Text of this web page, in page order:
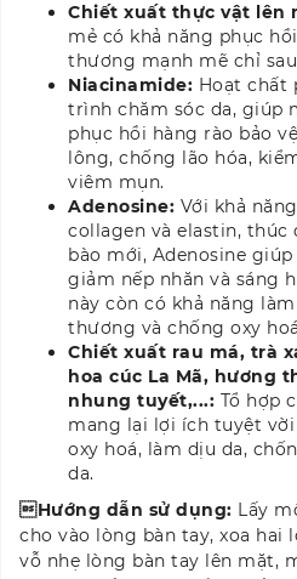
Chiết xuất thực vật lên
mẻ có khả năng phục
thương mạnh mẽ chỉ
Niacinamide: Hoạt chất
trình chăm sóc da, giúp
phục hồi hàng rào bảo
lông, chống lão hóa,
viêm mụn.
Adenosine: Với khả
collagen và elastin,
bào mới, Adenosine
giảm nếp nhăn và sáng
này còn có khả năng
thương và chống oxy
Chiết xuất rau má, trà
hoa cúc La Mã, hương
nhung tuyết,...: Tổ hợp
mang lại lợi ích tuyệt
oxy hoá, làm dịu da,
da.
Hướng dẫn sử dụng: Lấy
cho vào lòng bàn tay, xoa hai
vỗ nhẹ lòng bàn tay lên mặt,